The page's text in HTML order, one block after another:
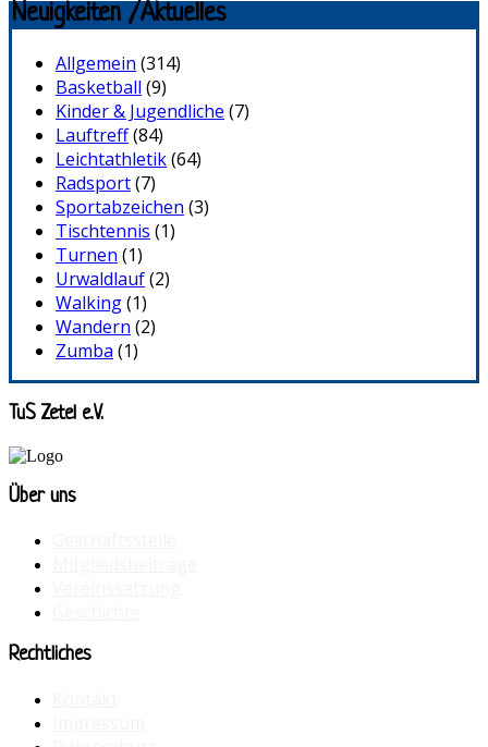
Neuigkeiten /Aktuelles
Allgemein (314)
Basketball (9)
Kinder & Jugendliche (7)
Lauftreff(84)
Leichtathletik(64)
Radsport(7)
Sportabzeichen (3)
Tischtennis (1)
Turnen (1)
Urwaldlauf(2)
Walking(1)
Wandern (2)
Zumba (1)
TuS Zetel e.V.
Über uns
Rechtliches